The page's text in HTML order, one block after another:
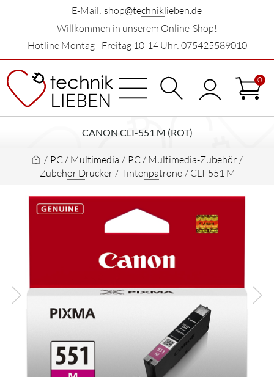
E-Mail: shop@techniklieben.de
Willkommen in unserem Online-Shop!
Hotline Montag - Freitag 10-14 Uhr: 075425589010
0
CANON CLI-551 M (ROT)
/ PC / Multimedia / PC / Multimedia-Zubehör /
Zubehör Drucker / Tintenpatrone / CLI-551 M